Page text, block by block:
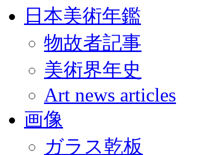
日本美術年鑑
物故者記事
美術界年史
Art news articles
画像
ガラス乾板